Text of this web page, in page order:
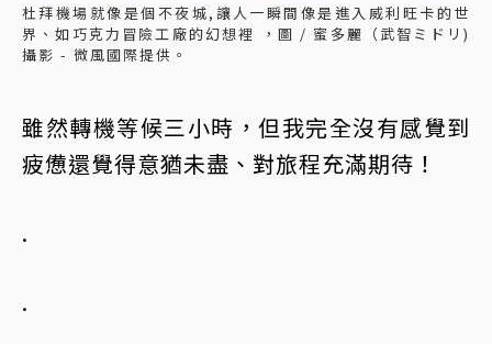
杜拜機場就像是個不夜城,讓人一瞬間像是進入威利旺卡的世
界、如巧克力冒險工廠的幻想裡 ，圖 / 蜜多麗（武智ミドリ)
攝影 - 微風國際提供。
雖然轉機等候三小時，但我完全沒有感覺到
疲憊還覺得意猶未盡、對旅程充滿期待！
.
.